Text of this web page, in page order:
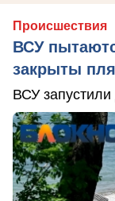
Происшествия
ВСУ
закрыты
ВСУ